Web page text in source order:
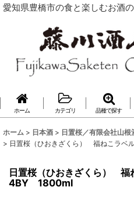
愛知県豊橋市の食と楽しむお酒
ホーム カテゴリ 品種で探す
ホーム > 日本酒 > 日置桜／有限会社山根
> 日置桜（ひおきざくら） 福ねこラ
日置桜（ひおきざくら）
4BY 1800ml